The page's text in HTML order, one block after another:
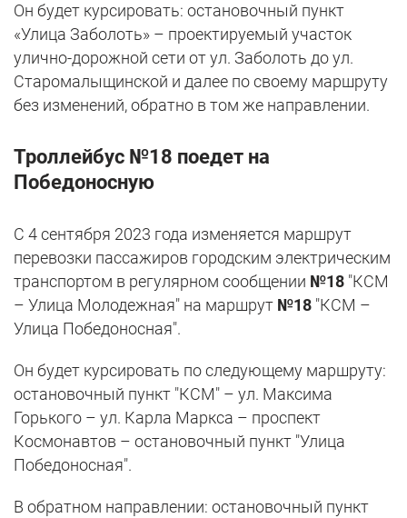
Он будет курсировать: остановочный пункт
«Улица Заболоть» – проектируемый участок
улично-дорожной сети от ул. Заболоть до ул.
Старомалыщинской и далее по своему маршруту
без изменений, обратно в том же направлении.
Троллейбус №18 поедет на
Победоносную
С 4 сентября 2023 года изменяется маршрут
перевозки пассажиров городским электрическим
транспортом в регулярном сообщении №18 "КСМ
– Улица Молодежная" на маршрут №18 "КСМ –
Улица Победоносная".
Он будет курсировать по следующему маршруту:
остановочный пункт "КСМ" – ул. Максима
Горького – ул. Карла Маркса – проспект
Космонавтов – остановочный пункт "Улица
Победоносная".
В обратном направлении: остановочный пункт